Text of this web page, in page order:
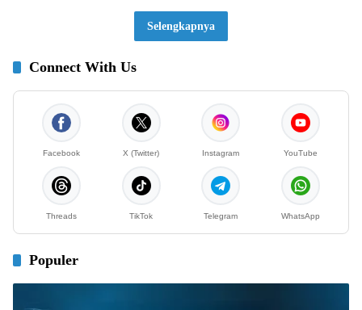
Selengkapnya
Connect With Us
Facebook X (Twitter) Instagram YouTube
Threads TikTok Telegram WhatsApp
Populer